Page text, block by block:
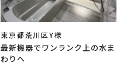
東京都荒川区Y様
最新機器でワンランク上の水ま
わりへ